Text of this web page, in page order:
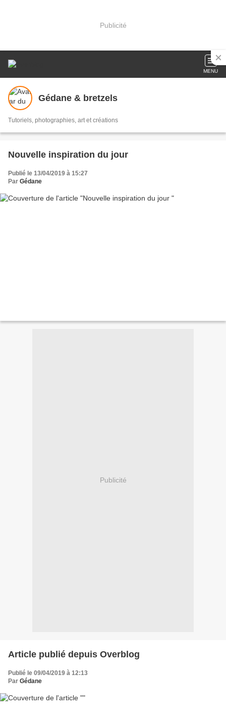
Publicité
MENU
Gédane & bretzels
Tutoriels, photographies, art et créations
Nouvelle inspiration du jour
Publié le 13/04/2019 à 15:27
Par Gédane
Publicité
Article publié depuis Overblog
Publié le 09/04/2019 à 12:13
Par Gédane